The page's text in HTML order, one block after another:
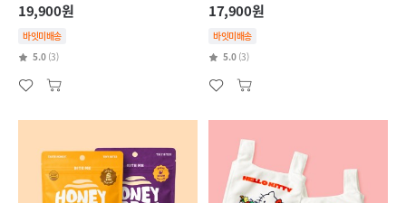
19,900원
바잇미배송
5.0 (3)
17,900원
바잇미배송
5.0 (3)